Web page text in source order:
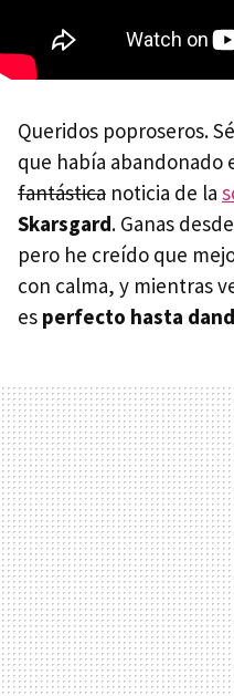
Queridos poproseros.
que había abandonado
fantástica noticia de la
Skarsgard. Ganas
pero he creído que
con calma, y mientras
es perfecto hasta